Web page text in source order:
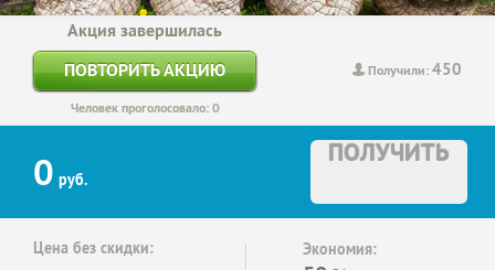
Получили:450
Акция завершилась
ПОВТОРИТЬ АКЦИЮ
Человек проголосовало: 0
0 руб.
ПОЛУЧИТЬ
Цена без скидки: Экономия: